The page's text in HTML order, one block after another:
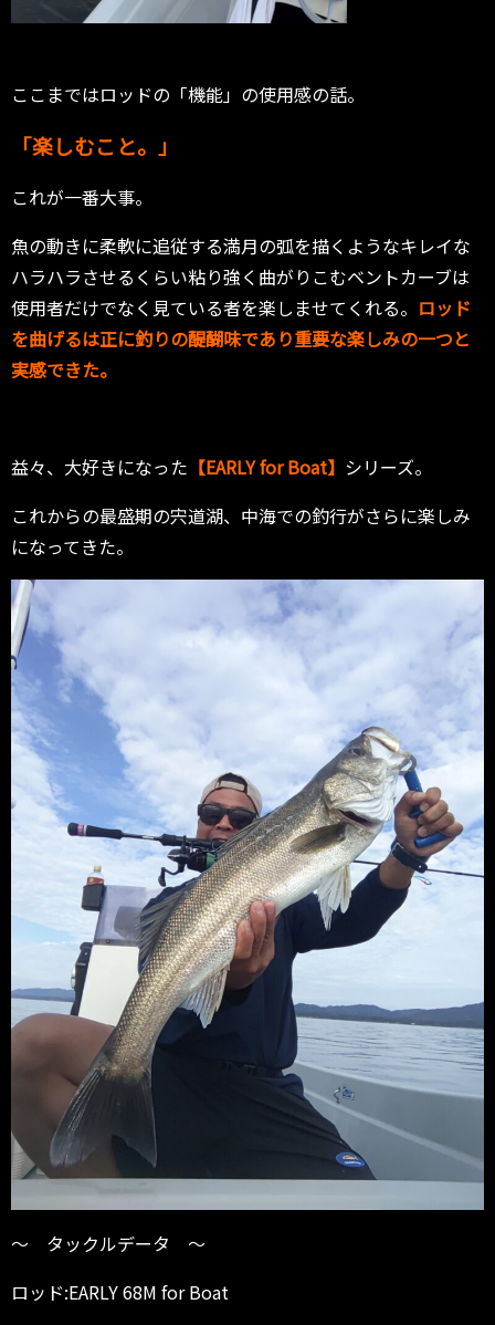
ここまではロッドの「機能」の使用感の話。
「楽しむこと。」
これが一番大事。
魚の動きに柔軟に追従する満月の弧を描くようなキレイな
ハラハラさせるくらい粘り強く曲がりこむベントカーブは
使用者だけでなく見ている者を楽しませてくれる。 ロッド
を曲げるは正に釣りの醍醐味であり重要な楽しみの一つと
実感できた。
益々、大好きになった 【EARLY for Boat】 シリーズ。
これからの最盛期の宍道湖、中海での釣行がさらに楽しみ
になってきた。
〜 タックルデータ 〜
ロッド:EARLY 68M for Boat